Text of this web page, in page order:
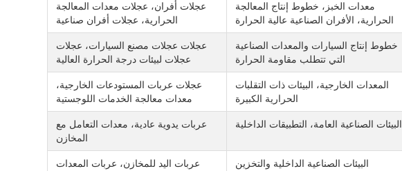
معدات الخبز، خطوط إنتاج المعالجة
الحرارية، الأفران الصناعية عالية الحرارة
عجلات أفران، عجلات معدات المعالجة
الحرارية، عجلات أفران صناعية
خطوط إنتاج السيارات والمعدات الصناعية
التي تتطلب مقاومة الحرارة
عجلات عجلات مصنع السيارات، عجلات
عجلات لبيئات درجة الحرارة العالية
المعدات الخارجية، البيئات ذات التقلبات
الحرارية الكبيرة
عجلات عربات المستودعات الخارجية،
معدات معالجة الخدمات اللوجستية
البيئات الصناعية العامة، التطبيقات الداخلية
عربات يدوية عادية، معدات التعامل مع
المخازن
البيئات الصناعية الداخلية والتخزين
عربات اليد للمخازن، عربات المعدات